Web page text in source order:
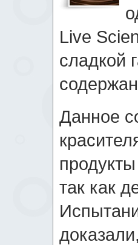
Live
сладкой
Данное
так как